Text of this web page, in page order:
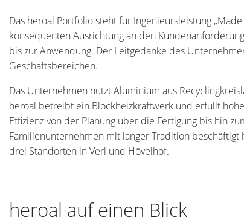
Das heroal Portfolio steht für Ingenieursleistung
konsequenten Ausrichtung an den
bis zur Anwendung. Der Leitgedanke des
Geschäftsbereichen.
Das Unternehmen nutzt Aluminium aus
heroal betreibt ein Blockheizkraftwerk und erfüllt
Effizienz von der Planung über die Fertigung bis hin
Familienunternehmen mit langer Tradition
drei Standorten in Verl und Hövelhof.
heroal auf einen Blick